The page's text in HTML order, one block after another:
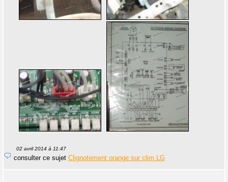
02 avril 2014 à 11:47
consulter ce sujet Clignotement orange sur clim LG